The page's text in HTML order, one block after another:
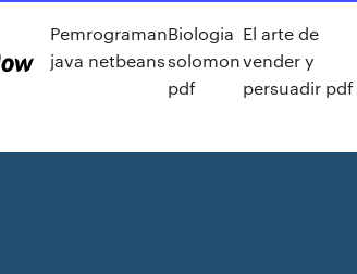
Pemrograman
java netbeans
Biologia
solomon
pdf
El arte de
vender y
persuadir pdf